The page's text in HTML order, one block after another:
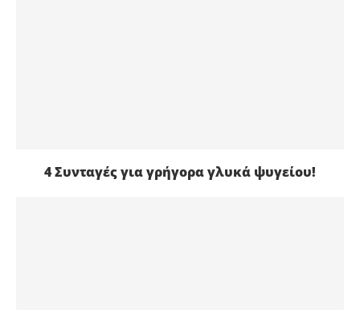
4 Συνταγές για γρήγορα γλυκά ψυγείου!